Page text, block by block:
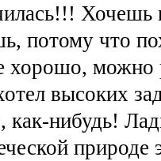
Хочешь
потому что
можно
высоких
как-нибудь!
природе